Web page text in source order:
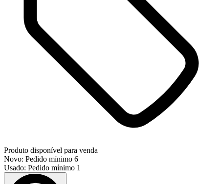
Produto disponível para venda
Novo: Pedido mínimo 6
Usado: Pedido mínimo 1